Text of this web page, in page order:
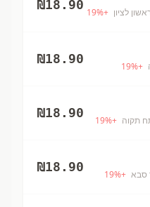
לציון +
19%
₪18.90
+
19%
₪18.90
תקוה +
19%
₪18.90
סבא +
19%
₪18.90